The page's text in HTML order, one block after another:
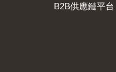
B2B供應鏈平台